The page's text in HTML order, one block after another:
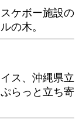
ケボー施設の
の木。
ス、沖縄県立
らっと立ち寄